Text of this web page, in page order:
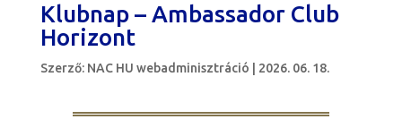
Klubnap – Ambassador Club
Horizont
Szerző: NAC HU webadminisztráció 2026. 06. 18.